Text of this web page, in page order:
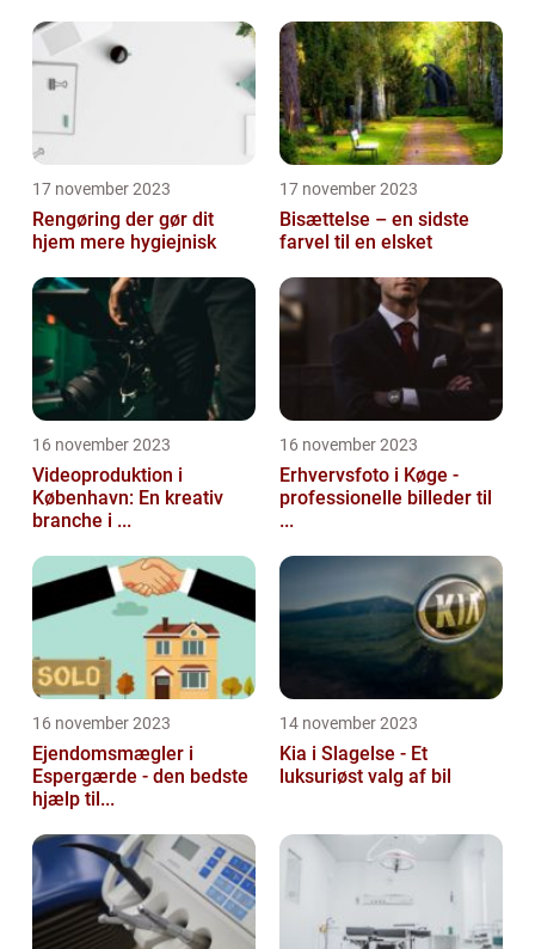
17 november 2023
Rengøring der gør dit
hjem mere hygiejnisk
17 november 2023
Bisættelse – en sidste
farvel til en elsket
16 november 2023
Videoproduktion i
København: En kreativ
branche i ...
16 november 2023
Erhvervsfoto i Køge -
professionelle billeder til
...
16 november 2023
Ejendomsmægler i
Espergærde - den bedste
hjælp til...
14 november 2023
Kia i Slagelse - Et
luksuriøst valg af bil